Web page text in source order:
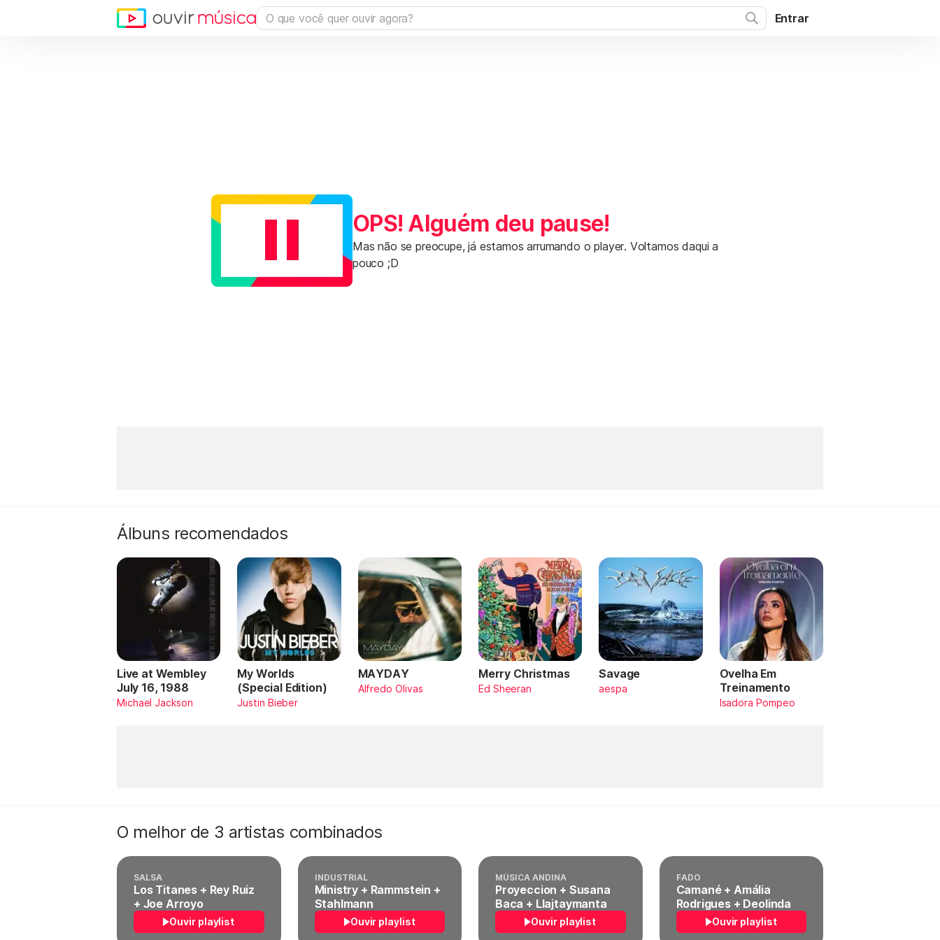
Entrar
OPS! Alguém deu pause!
Mas não se preocupe, já estamos arrumando o player. Voltamos daqui a
pouco ;D
Álbuns recomendados
Live at Wembley
July 16, 1988
Michael Jackson
My Worlds
(Special Edition)
Justin Bieber
MAYDAY
Alfredo Olivas
Merry Christmas
Ed Sheeran
Savage
aespa
Ovelha Em
Treinamento
Isadora Pompeo
O melhor de 3 artistas combinados
SALSA
Los Titanes + Rey Ruiz
+ Joe Arroyo
Ouvir playlist
INDUSTRIAL
Ministry + Rammstein +
Stahlmann
Ouvir playlist
MÚSICA ANDINA
Proyeccion + Susana
Baca + Llajtaymanta
Ouvir playlist
FADO
Camané + Amália
Rodrigues + Deolinda
Ouvir playlist